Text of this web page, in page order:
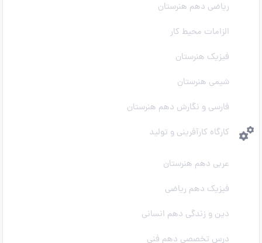
ریاضی دهم هنرستان
الزامات محیط کار
فیزیک هنرستان
شیمی هنرستان
فارسی و نگارش دهم هنرستان
کارگاه کارآفرینی و تولید
عربی دهم هنرستان
فیزیک دهم ریاضی
دین و زندگی دهم انسانی
درس تخصصی دهم فنی